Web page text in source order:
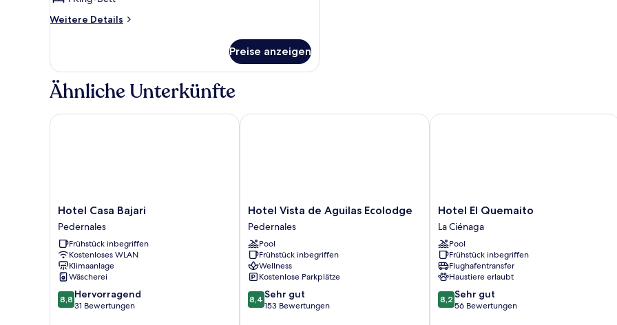
Weitere Details
Weitere
Zelt
Preise anzeigen
Ähnliche Unterkünfte
Hotel
Casa
Bajari
Pedernales
Hotel Casa Bajari
Pedernales
Frühstück inbegriffen
Kostenloses WLAN
Klimaanlage
Wäscherei
8.8
von
8,8 Hervorragend
31 Bewertungen
Hotel Casa Bajari
Hotel
Vista
de
Aguilas
Ecolodge
Pedernales
Hotel Vista de Aguilas Ecolodge
Pedernales
Pool
Frühstück inbegriffen
Wellness
Kostenlose Parkplätze
8.4
von
8,4 Sehr gut
153 Bewertungen
Hotel Vista de Aguilas Ecolodge
Hotel
El
Quemaito
La
Ciénaga
Hotel El Quemaito
La Ciénaga
Pool
Frühstück inbegriffen
Flughafentransfer
Haustiere erlaubt
8.2
von
8,2 Sehr gut
56 Bewertungen
Hotel El Quemaito